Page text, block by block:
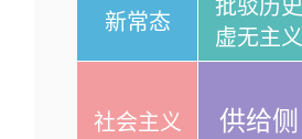
新常态
批驳历史
虚无主义
社会主义
供给侧